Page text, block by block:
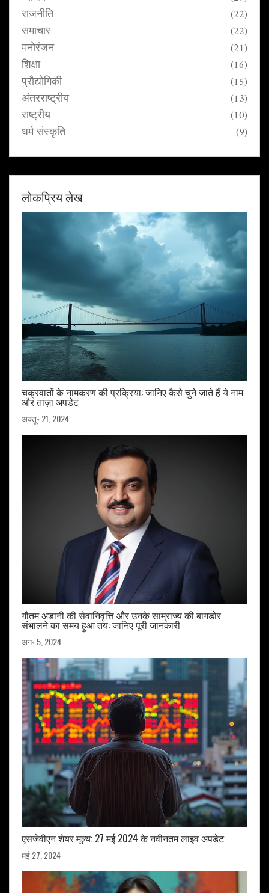
राजनीति (22)
समाचार (22)
मनोरंजन (21)
शिक्षा (16)
प्रौद्योगिकी (15)
अंतरराष्ट्रीय (13)
राष्ट्रीय (10)
धर्म संस्कृति (9)
लोकप्रिय लेख
चक्रवातों के नामकरण की प्रक्रिया: जानिए कैसे चुने जाते हैं ये नाम
और ताज़ा अपडेट
अक्तू॰ 21, 2024
गौतम अडानी की सेवानिवृत्ति और उनके साम्राज्य की बागडोर
संभालने का समय हुआ तय: जानिए पूरी जानकारी
अग॰ 5, 2024
एसजेवीएन शेयर मूल्य: 27 मई 2024 के नवीनतम लाइव अपडेट
मई 27, 2024